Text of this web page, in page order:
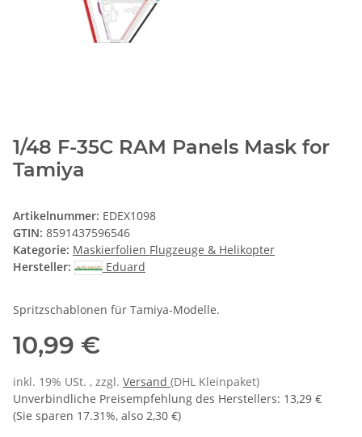
1/48 F-35C RAM Panels Mask for
Tamiya
Artikelnummer: EDEX1098
GTIN: 8591437596546
Kategorie: Maskierfolien Flugzeuge & Helikopter
Hersteller:
Eduard
Spritzschablonen für Tamiya-Modelle.
10,99 €
inkl. 19% USt. , zzgl. Versand (DHL Kleinpaket)
Unverbindliche Preisempfehlung des Herstellers: 13,29 €
(Sie sparen 17.31%, also 2,30 €)